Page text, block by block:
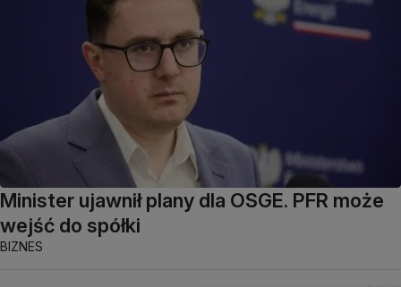
Minister ujawnił plany dla OSGE. PFR może
wejść do spółki
BIZNES